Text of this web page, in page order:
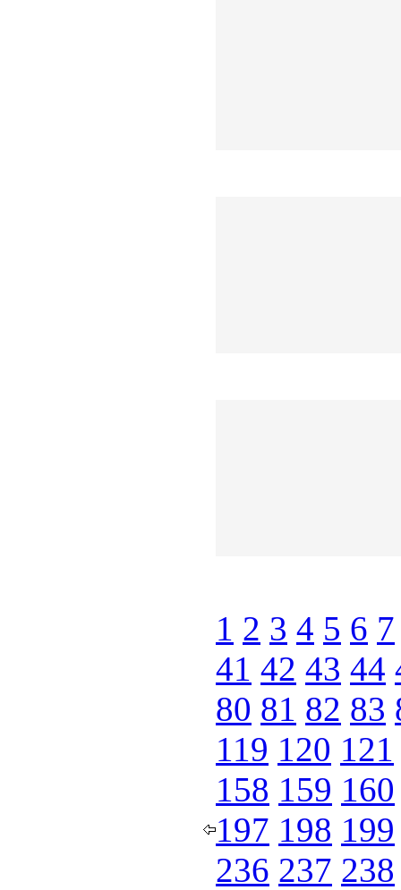
1 2 3 4 5 6 7
41 42 43 44
80 81 82 83
119 120 121
158 159 160
197 198 199
236 237 238